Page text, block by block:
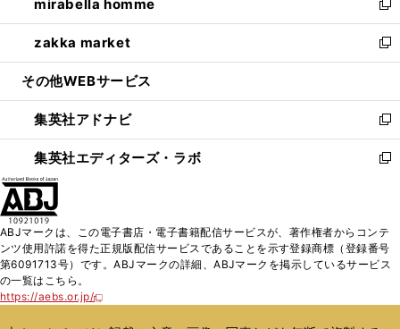
く
で
開
く
ド
ウ
で
開
ィ
ン
ド
ウ
開
く
い
ウ
ィ
ン
ウ
で
開
く
mirabella homme
新
し
い
ウ
ン
ド
ウ
で
zakka market
新
し
ウ
ィ
ン
ド
く
その他WEBサービス
集英社アドナビ
新
し
い
ド
ウ
で
集英社エディターズ・ラボ
新
ィ
ン
ド
ABJマークは、この電子書店・電子書籍配信サービスが、著作権者からコンテ
ンツ使用許諾を得た正規版配信サービスであることを示す登録商標（登録番号
第6091713号）です。ABJマークの詳細、ABJマークを掲示しているサービス
の一覧はこちら。
https://aebs.or.jp/
新